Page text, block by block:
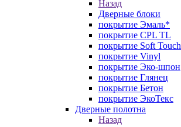
Назад
Дверные блоки
покрытие Эмаль*
покрытие CPL TL
покрытие Soft Touch
покрытие Vinyl
покрытие Эко-шпон
покрытие Глянец
покрытие Бетон
покрытие ЭкоТекс
Дверные полотна
Назад